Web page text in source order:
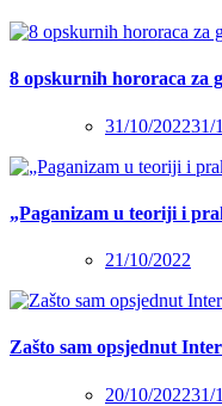
8 opskurnih hororaca za
31/10/202231/
„Paganizam u teoriji i
21/10/2022
Zašto sam opsjednut
20/10/202231/